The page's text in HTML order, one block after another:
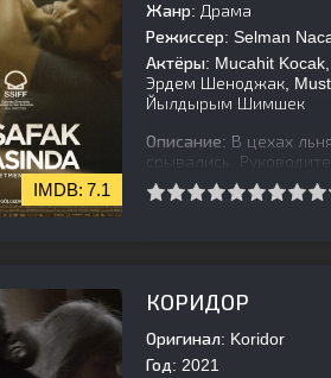
7.1
Жанр: Драма
Режиссер: Selman
Актёры: Mucahit
Эрдем Шеноджак,
Йылдырым Шимшек
Описание: В цехах
срывались.
оправданий
КОРИДОР
Оригинал: Koridor
Год: 2021